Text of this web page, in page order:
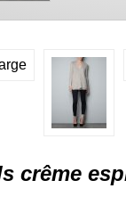
crême